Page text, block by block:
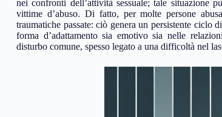
nei confronti dell’attività sessuale; tale situazione
vittime d’abuso. Di fatto, per molte persone
traumatiche passate: ciò genera un persistente ciclo
forma d’adattamento sia emotivo sia nelle
disturbo comune, spesso legato a una difficoltà nel